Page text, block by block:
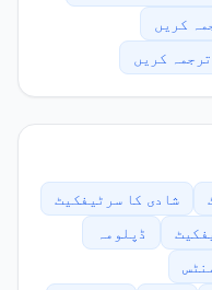
کریں
شادی کا سرٹیفکیٹ
ڈپلومہ